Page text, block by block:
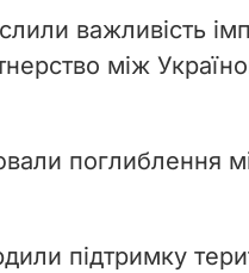
i
e
важливість
між
поглиблення
підтримку